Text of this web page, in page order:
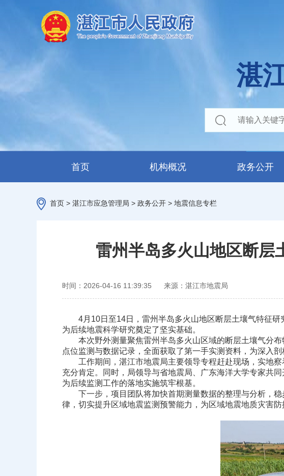
湛
首页 机构概况 政务公开
首页 > 湛江市应急管理局 > 政务公开 > 地震信息专栏
雷州半岛多火山地区断层
时间：2026-04-16 11:39:35 来源：湛江市地震局
4月10日至14日，雷州半岛多火山地区断层土壤气特征研
为后续地震科学研究奠定了坚实基础。
本次野外测量聚焦雷州半岛多火山区域的断层土壤气分布
点位监测与数据记录，全面获取了第一手实测资料，为深入
工作期间，湛江市地震局主要领导专程赶赴现场，实地察
充分肯定。同时，局领导与省地震局、广东海洋大学专家共
为后续监测工作的落地实施筑牢根基。
下一步，项目团队将加快首期测量数据的整理与分析，稳
律，切实提升区域地震监测预警能力，为区域地震地质灾害防